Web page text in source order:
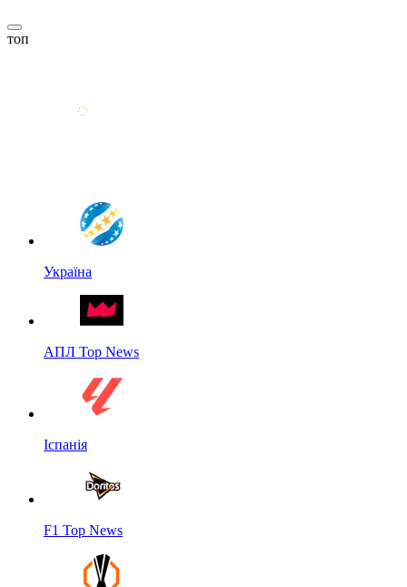
топ
Україна
АПЛ Top News
Іспанія
F1 Top News